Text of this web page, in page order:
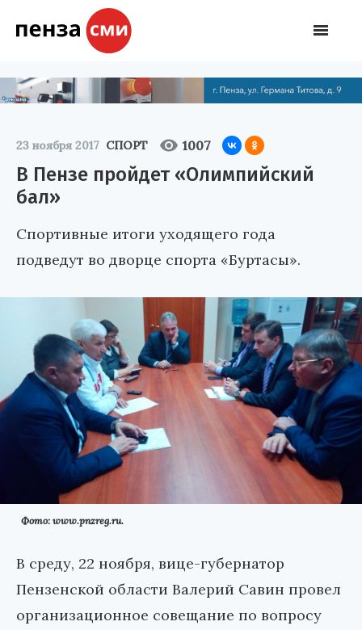
23 ноября 2017 СПОРТ 1007
В Пензе пройдет «Олимпийский
бал»
Спортивные итоги уходящего года
подведут во дворце спорта «Буртасы».
Фото: www.pnzreg.ru.
В среду, 22 ноября, вице-губернатор
Пензенской области Валерий Савин провел
организационное совещание по вопросу